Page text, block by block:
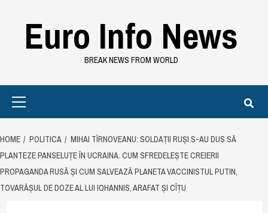
contentEuro Info News
BREAK NEWS FROM WORLD
HOME POLITICA
MIHAI TÎRNOVEANU: SOLDAȚII RUȘI S-AU DUS SĂ
PLANTEZE PANSELUȚE ÎN UCRAINA. CUM SFREDELEȘTE CREIERII
PROPAGANDA RUSĂ ȘI CUM SALVEAZĂ PLANETA VACCINISTUL PUTIN,
TOVARĂȘUL DE DOZE AL LUI IOHANNIS, ARAFAT ȘI CÎȚU